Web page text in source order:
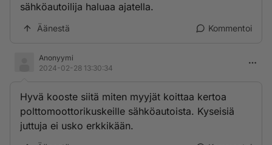
sähköautoilija haluaa ajatella.
Äänestä Kommentoi
Anonyymi
2024-02-28 13:30:34
Hyvä kooste siitä miten myyjät koittaa kertoa
polttomoottorikuskeille sähköautoista. Kyseisiä
juttuja ei usko erkkikään.